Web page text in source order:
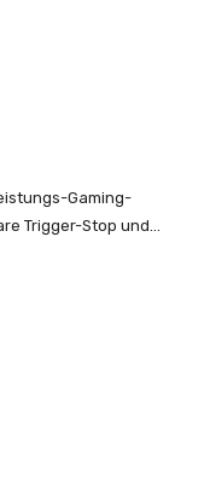
Gaming-
Trigger-Stop und